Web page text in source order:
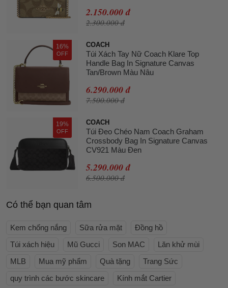
2.150.000 đ
2.300.000 đ
16%
OFF
COACH
Túi Xách Tay Nữ Coach Klare Top
Handle Bag In Signature Canvas
Tan/Brown Màu Nâu
6.290.000 đ
7.500.000 đ
19%
OFF
COACH
Túi Đeo Chéo Nam Coach Graham
Crossbody Bag In Signature Canvas
CV921 Màu Đen
5.290.000 đ
6.500.000 đ
Có thể bạn quan tâm
Kem chống nắng Sữa rửa mặt
Đồng hồ
Túi xách hiệu
Mũ Gucci Son MAC
Lăn khử mùi
MLB
Mua mỹ phẩm Quà tặng
Trang Sức
quy trình các bước skincare
Kính mắt Cartier